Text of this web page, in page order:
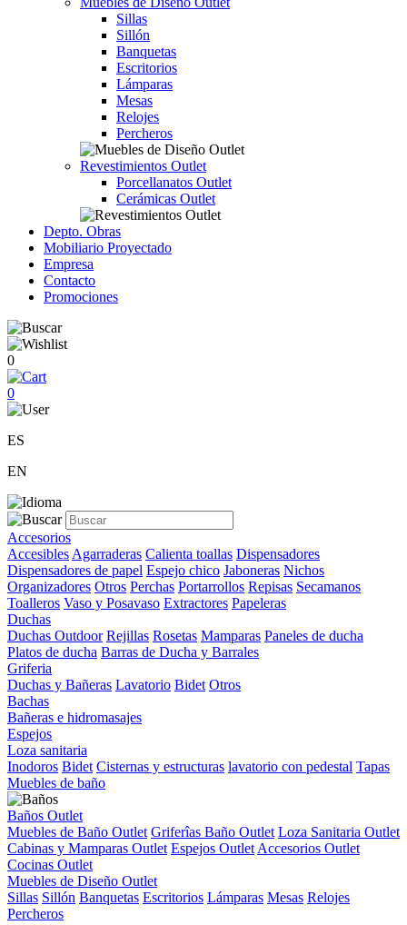
Sillas
Sillón
Banquetas
Escritorios
Lámparas
Mesas
Relojes
Percheros
Revestimientos Outlet
Porcellanatos Outlet
Cerámicas Outlet
Depto. Obras
Mobiliario Proyectado
Empresa
Contacto
Promociones
0
0
ES
EN
Accesorios
Accesibles Agarraderas Calienta toallas Dispensadores
Dispensadores de papel Espejo chico Jaboneras Nichos
Organizadores Otros Perchas Portarrollos Repisas Secamanos
Toalleros Vaso y Posavaso Extractores Papeleras
Duchas
Duchas Outdoor Rejillas Rosetas Mamparas Paneles de ducha
Platos de ducha Barras de Ducha y Barrales
Griferia
Duchas y Bañeras Lavatorio Bidet Otros
Bachas
Bañeras e hidromasajes
Espejos
Loza sanitaria
Inodoros Bidet Cisternas y estructuras lavatorio con pedestal Tapas
Muebles de baño
Baños Outlet
Muebles de Baño Outlet Griferîas Baño Outlet Loza Sanitaria Outlet
Cabinas y Mamparas Outlet Espejos Outlet Accesorios Outlet
Cocinas Outlet
Muebles de Diseño Outlet
Sillas Sillón Banquetas Escritorios Lámparas Mesas Relojes
Percheros